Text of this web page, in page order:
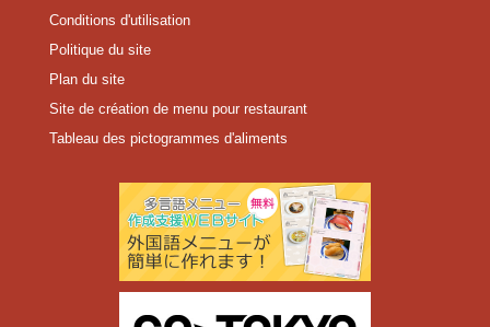
Conditions d'utilisation
Politique du site
Plan du site
Site de création de menu pour restaurant
Tableau des pictogrammes d'aliments